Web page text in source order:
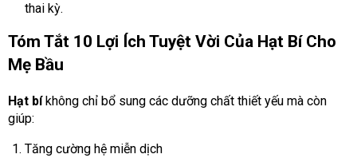
thai kỳ.
Tóm Tắt 10 Lợi Ích Tuyệt Vời Của Hạt Bí Cho
Mẹ Bầu
Hạt bíkhông chỉ bổ sung các dưỡng chất thiết yếu mà còn
giúp:
Tăng cường hệ miễn dịch